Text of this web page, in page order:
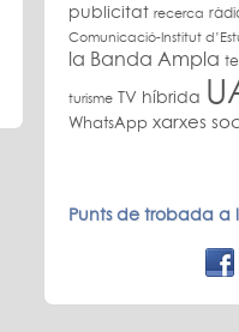
publicitat recerca
Comunicació-Institut
la Banda Ampla
turisme TV híbrida
WhatsApp xarxes
Punts de trobada a